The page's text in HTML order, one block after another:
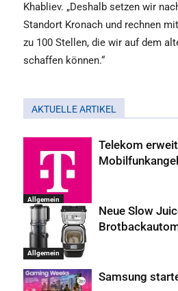
Khabliev. „Deshalb setzen wir
Standort Kronach und rechnen
zu 100 Stellen, die wir auf dem
schaffen können.“
AKTUELLE ARTIKEL
Allgemein
Telekom
Allgemein
Neue Slow
Samsung